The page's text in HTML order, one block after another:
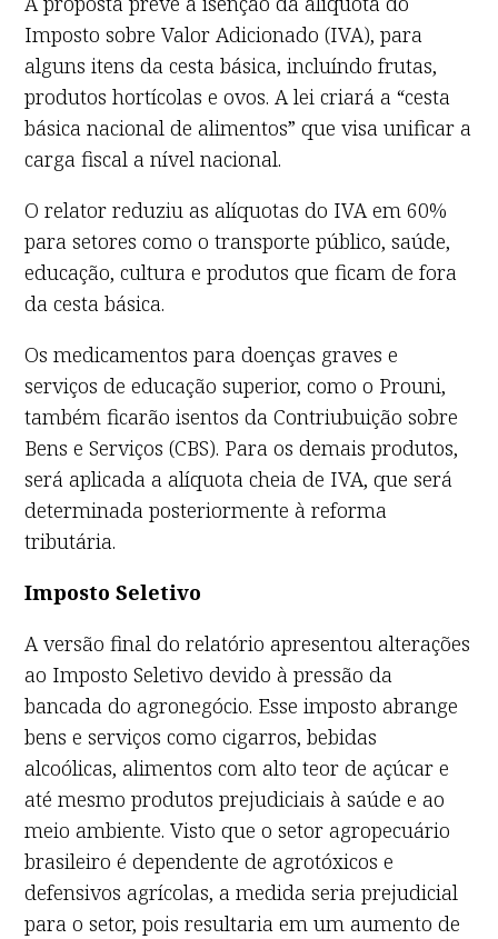
Imposto sobre Valor Adicionado (IVA), para
alguns itens da cesta básica, incluíndo frutas,
produtos hortícolas e ovos. A lei criará a “cesta
básica nacional de alimentos” que visa unificar a
carga fiscal a nível nacional.
O relator reduziu as alíquotas do IVA em 60%
para setores como o transporte público, saúde,
educação, cultura e produtos que ficam de fora
da cesta básica.
Os medicamentos para doenças graves e
serviços de educação superior, como o Prouni,
também ficarão isentos da Contriubuição sobre
Bens e Serviços (CBS). Para os demais produtos,
será aplicada a alíquota cheia de IVA, que será
determinada posteriormente à reforma
tributária.
Imposto Seletivo
A versão final do relatório apresentou alterações
ao Imposto Seletivo devido à pressão da
bancada do agronegócio. Esse imposto abrange
bens e serviços como cigarros, bebidas
alcoólicas, alimentos com alto teor de açúcar e
até mesmo produtos prejudiciais à saúde e ao
meio ambiente. Visto que o setor agropecuário
brasileiro é dependente de agrotóxicos e
defensivos agrícolas, a medida seria prejudicial
para o setor, pois resultaria em um aumento de